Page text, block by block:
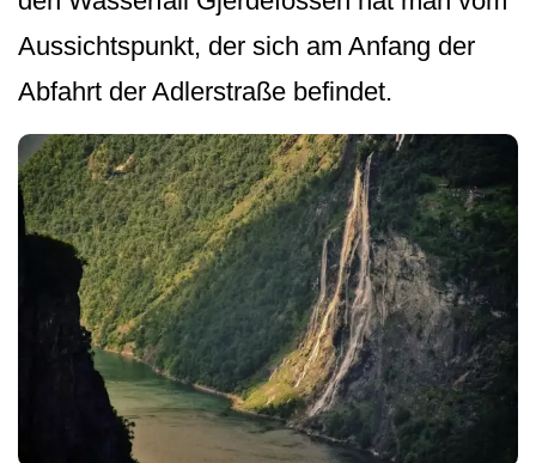
Aussichtspunkt, der sich am Anfang der
Abfahrt der Adlerstraße befindet.